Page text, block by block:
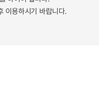
이용하시기 바랍니다.